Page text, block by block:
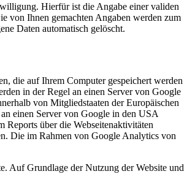
Hierfür ist die Angabe einer validen
von Ihnen gemachten Angaben werden zum
Daten automatisch gelöscht.
die auf Ihrem Computer gespeichert werden
in der Regel an einen Server von Google
von Mitgliedstaaten der Europäischen
einen Server von Google in den USA
Reports über die Webseitenaktivitäten
Die im Rahmen von Google Analytics von
Auf Grundlage der Nutzung der Website und